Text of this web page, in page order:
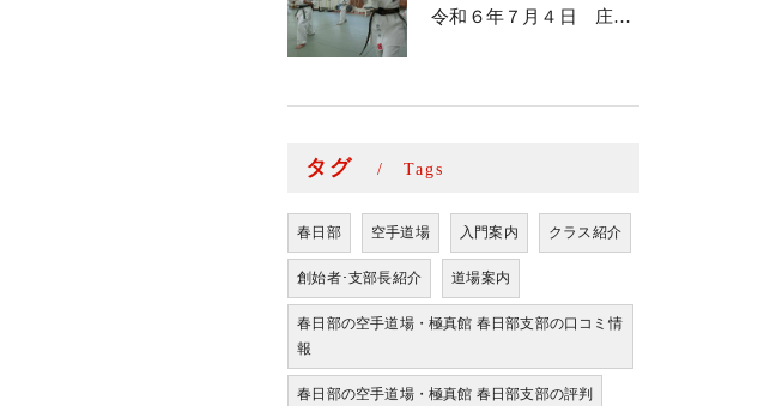
令和６年７月４日 庄和道場の稽古
タグ Tags
春日部 空手道場 入門案内 クラス紹介
創始者･支部長紹介 道場案内
春日部の空手道場・極真館 春日部支部の口コミ情
報
春日部の空手道場・極真館 春日部支部の評判